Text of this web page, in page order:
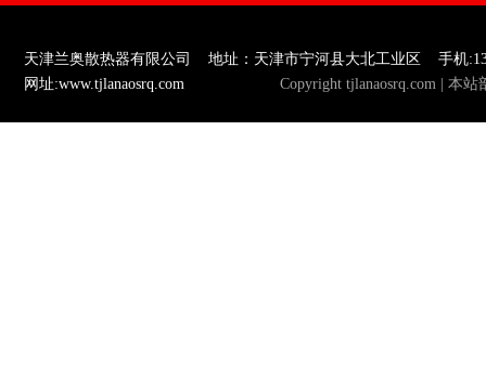
天津兰奥散热器有限公司 地址：天津市宁河县大北工业区 手机
网址:www.tjlanaosrq.com Copyright tjlanaosrq.com | 本